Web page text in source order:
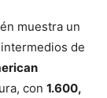
muestra un
de
con 1.600,